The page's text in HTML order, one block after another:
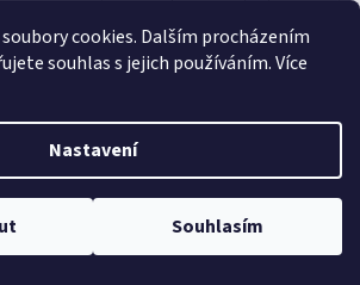
cookies. Dalším procházením
souhlas s jejich používáním. Více
Nastavení
Souhlasím
žlutá/bílá, Velikost: 43-46
21 dnů| 226906/5274/43-46
Do